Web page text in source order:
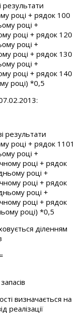
результати
році + рядок 100
році +
році + рядок 120
році +
році + рядок 130
році +
році + рядок 140
році) *0,5
результати
році + рядок 1101
році +
році + рядок
році +
році + рядок
році +
році + рядок
році) *0,5
діленням
визначається на
реалізації